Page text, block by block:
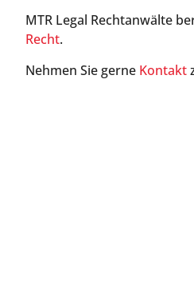
MTR Legal Rechtanwälte
Recht.
Nehmen Sie gerne Kontakt